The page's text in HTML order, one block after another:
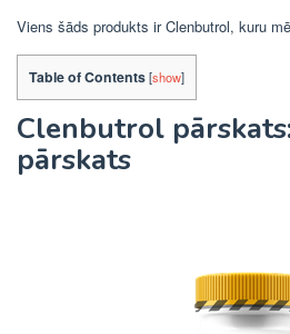
Viens šāds produkts ir Clenbutrol, kuru
Table of Contents[show]
Clenbutrol
pārskats